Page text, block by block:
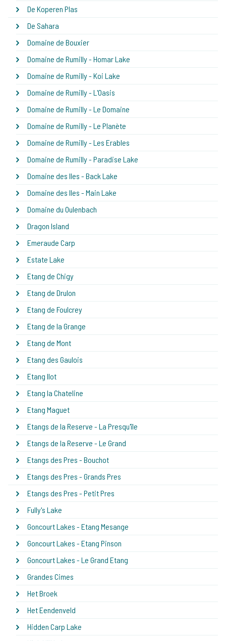
De Koperen Plas
De Sahara
Domaine de Bouxier
Domaine de Rumilly - Homar Lake
Domaine de Rumilly - Koi Lake
Domaine de Rumilly - L'Oasis
Domaine de Rumilly - Le Domaine
Domaine de Rumilly - Le Planète
Domaine de Rumilly - Les Erables
Domaine de Rumilly - Paradise Lake
Domaine des Iles - Back Lake
Domaine des Iles - Main Lake
Domaine du Oulenbach
Dragon Island
Emeraude Carp
Estate Lake
Etang de Chigy
Etang de Drulon
Etang de Foulcrey
Etang de la Grange
Etang de Mont
Etang des Gaulois
Etang Ilot
Etang la Chateline
Etang Maguet
Etangs de la Reserve - La Presqu'île
Etangs de la Reserve - Le Grand
Etangs des Pres - Bouchot
Etangs des Pres - Grands Pres
Etangs des Pres - Petit Pres
Fully's Lake
Goncourt Lakes - Etang Mesange
Goncourt Lakes - Etang Pinson
Goncourt Lakes - Le Grand Etang
Grandes Cimes
Het Broek
Het Eendenveld
Hidden Carp Lake